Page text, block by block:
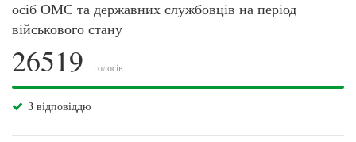
осіб ОМС та державних службовців на період
військового стану
26519 голосів
З відповіддю